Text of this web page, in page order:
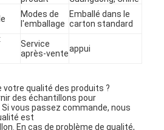
Modes de
l'emballage
Emballé dans le
carton standard
Service
après-venteappui
votre qualité des produits ?
des échantillons pour
vous passez commande, nous
est
En cas de problème de qualité,